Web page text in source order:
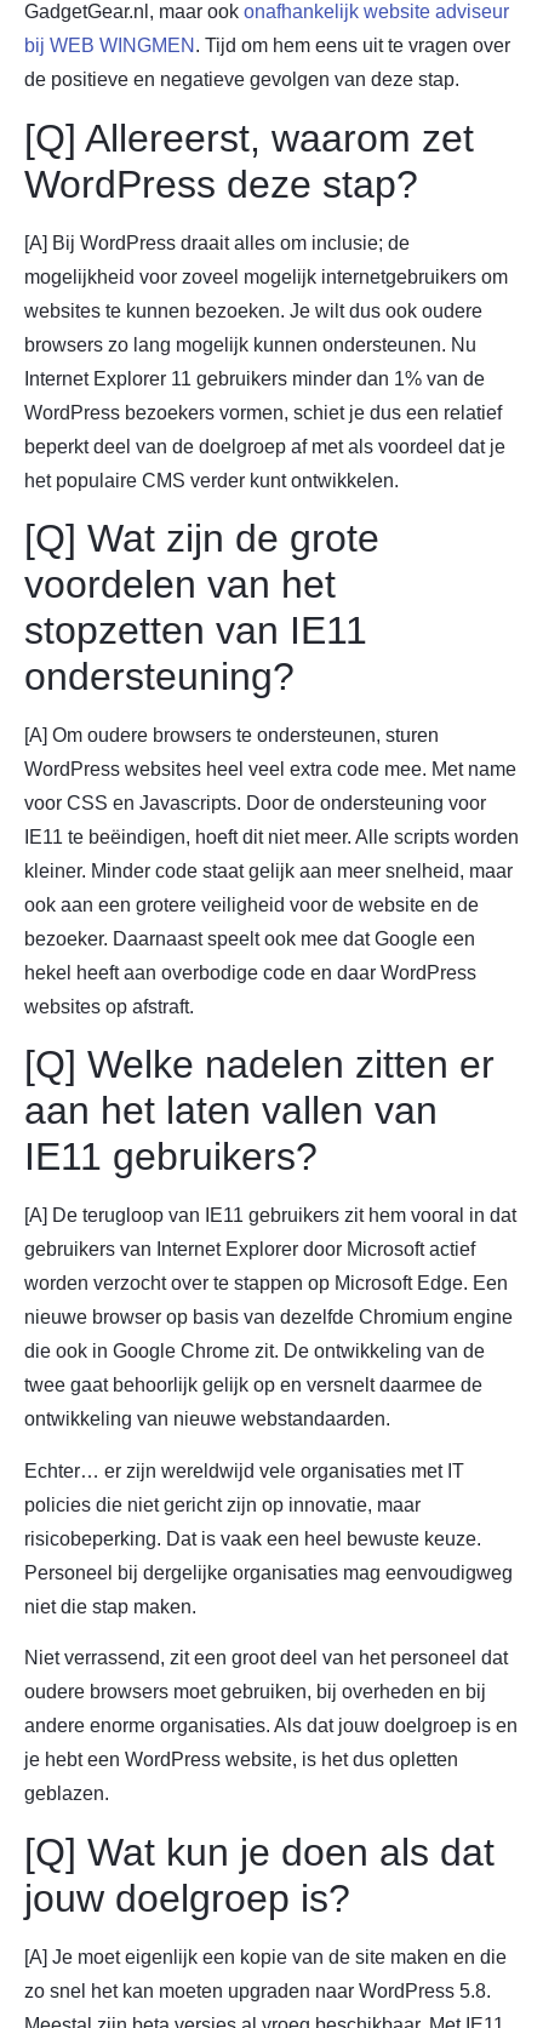
GadgetGear.nl, maar ook onafhankelijk website adviseur
bij WEB WINGMEN . Tijd om hem eens uit te vragen over
de positieve en negatieve gevolgen van deze stap.
[Q] Allereerst, waarom zet
WordPress deze stap?
[A] Bij WordPress draait alles om inclusie; de
mogelijkheid voor zoveel mogelijk internetgebruikers om
websites te kunnen bezoeken. Je wilt dus ook oudere
browsers zo lang mogelijk kunnen ondersteunen. Nu
Internet Explorer 11 gebruikers minder dan 1% van de
WordPress bezoekers vormen, schiet je dus een relatief
beperkt deel van de doelgroep af met als voordeel dat je
het populaire CMS verder kunt ontwikkelen.
[Q] Wat zijn de grote
voordelen van het
stopzetten van IE11
ondersteuning?
[A] Om oudere browsers te ondersteunen, sturen
WordPress websites heel veel extra code mee. Met name
voor CSS en Javascripts. Door de ondersteuning voor
IE11 te beëindigen, hoeft dit niet meer. Alle scripts worden
kleiner. Minder code staat gelijk aan meer snelheid, maar
ook aan een grotere veiligheid voor de website en de
bezoeker. Daarnaast speelt ook mee dat Google een
hekel heeft aan overbodige code en daar WordPress
websites op afstraft.
[Q] Welke nadelen zitten er
aan het laten vallen van
IE11 gebruikers?
[A] De terugloop van IE11 gebruikers zit hem vooral in dat
gebruikers van Internet Explorer door Microsoft actief
worden verzocht over te stappen op Microsoft Edge. Een
nieuwe browser op basis van dezelfde Chromium engine
die ook in Google Chrome zit. De ontwikkeling van de
twee gaat behoorlijk gelijk op en versnelt daarmee de
ontwikkeling van nieuwe webstandaarden.
Echter… er zijn wereldwijd vele organisaties met IT
policies die niet gericht zijn op innovatie, maar
risicobeperking. Dat is vaak een heel bewuste keuze.
Personeel bij dergelijke organisaties mag eenvoudigweg
niet die stap maken.
Niet verrassend, zit een groot deel van het personeel dat
oudere browsers moet gebruiken, bij overheden en bij
andere enorme organisaties. Als dat jouw doelgroep is en
je hebt een WordPress website, is het dus opletten
geblazen.
[Q] Wat kun je doen als dat
jouw doelgroep is?
[A] Je moet eigenlijk een kopie van de site maken en die
zo snel het kan moeten upgraden naar WordPress 5.8.